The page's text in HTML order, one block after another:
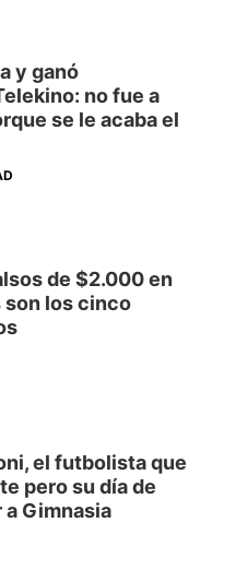
y ganó
no fue a
se le acaba el
de $2.000 en
son los cinco
el futbolista que
pero su día de
Gimnasia